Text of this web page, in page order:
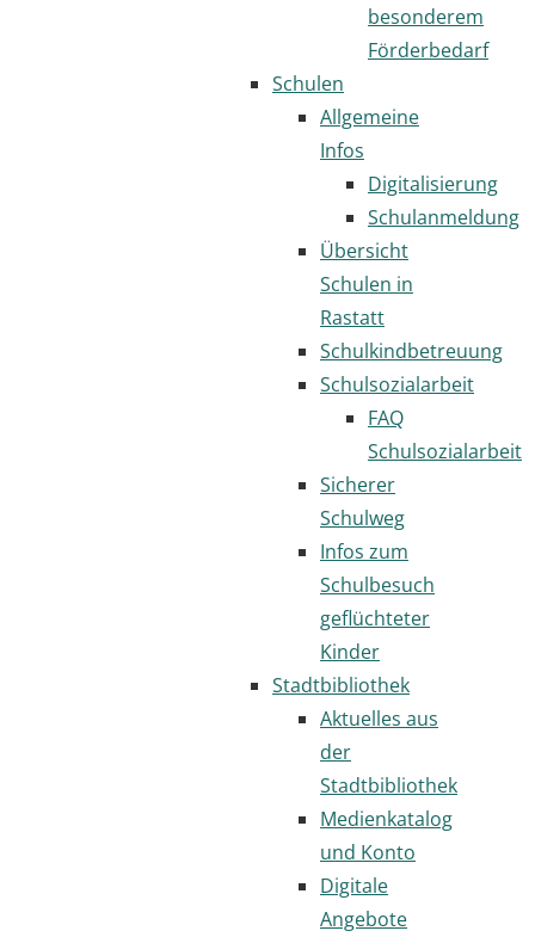
besonderem
Förderbedarf
Schulen
Allgemeine
Infos
Digitalisierung
Schulanmeldung
Übersicht
Schulen in
Rastatt
Schulkindbetreuung
Schulsozialarbeit
FAQ
Schulsozialarbeit
Sicherer
Schulweg
Infos zum
Schulbesuch
geflüchteter
Kinder
Stadtbibliothek
Aktuelles aus
der
Stadtbibliothek
Medienkatalog
und Konto
Digitale
Angebote